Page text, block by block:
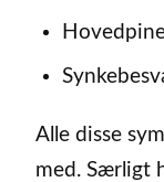
Alle disse
med. Særligt